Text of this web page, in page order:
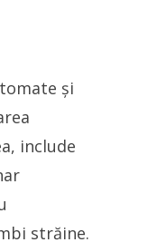
și
include
străine.